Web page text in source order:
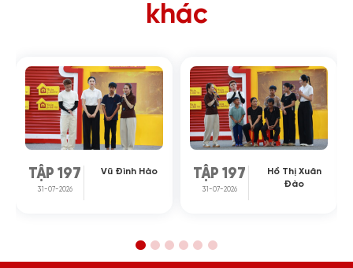
khác
TẬP 197
31-07-2026
Vũ Đình Hào TẬP 197
31-07-2026
Hồ Thị Xuân
Đào